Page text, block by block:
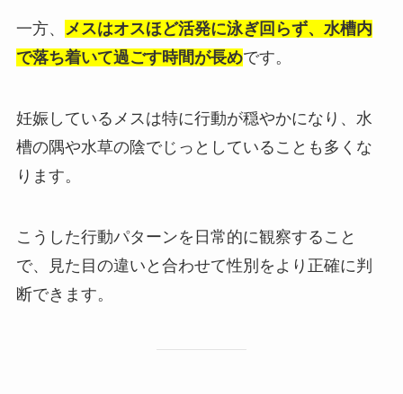
一方、 メスはオスほど活発に泳ぎ回らず、水槽内
で落ち着いて過ごす時間が長めです。
妊娠しているメスは特に行動が穏やかになり、水
槽の隅や水草の陰でじっとしていることも多くな
ります。
こうした行動パターンを日常的に観察すること
で、見た目の違いと合わせて性別をより正確に判
断できます。